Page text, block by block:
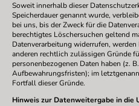
Soweit innerhalb dieser
Speicherdauer genannt wurde,
bei uns, bis der Zweck für die
berechtigtes Löschersuchen geltend
Datenverarbeitung widerrufen,
anderen rechtlich zulässigen Gründe
personenbezogenen Daten haben (z.
Aufbewahrungsfristen); im
Fortfall dieser Gründe.
Hinweis zur Datenweitergabe in